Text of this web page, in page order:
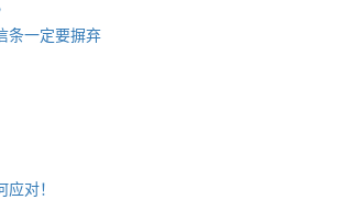
条一定要摒弃
对！